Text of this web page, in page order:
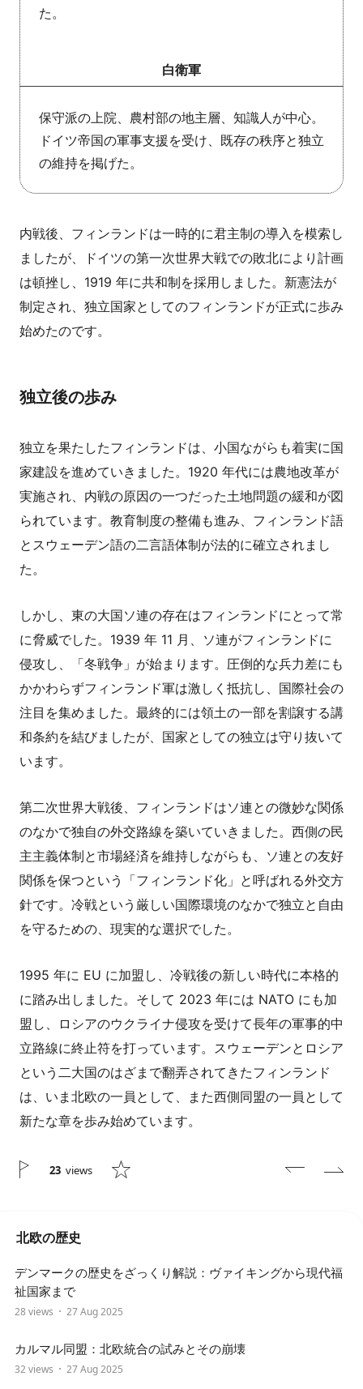
た。
白衛軍
保守派の上院、農村部の地主層、知識人が中心。
ドイツ帝国の軍事支援を受け、既存の秩序と独立
の維持を掲げた。
内戦後、フィンランドは一時的に君主制の導入を模索し
ましたが、ドイツの第一次世界大戦での敗北により計画
は頓挫し、1919 年に共和制を採用しました。新憲法が
制定され、独立国家としてのフィンランドが正式に歩み
始めたのです。
独立後の歩み
独立を果たしたフィンランドは、小国ながらも着実に国
家建設を進めていきました。1920 年代には農地改革が
実施され、内戦の原因の一つだった土地問題の緩和が図
られています。教育制度の整備も進み、フィンランド語
とスウェーデン語の二言語体制が法的に確立されまし
た。
しかし、東の大国ソ連の存在はフィンランドにとって常
に脅威でした。1939 年 11 月、ソ連がフィンランドに
侵攻し、「冬戦争」が始まります。圧倒的な兵力差にも
かかわらずフィンランド軍は激しく抵抗し、国際社会の
注目を集めました。最終的には領土の一部を割譲する講
和条約を結びましたが、国家としての独立は守り抜いて
います。
第二次世界大戦後、フィンランドはソ連との微妙な関係
のなかで独自の外交路線を築いていきました。西側の民
主主義体制と市場経済を維持しながらも、ソ連との友好
関係を保つという「フィンランド化」と呼ばれる外交方
針です。冷戦という厳しい国際環境のなかで独立と自由
を守るための、現実的な選択でした。
1995 年に EU に加盟し、冷戦後の新しい時代に本格的
に踏み出しました。そして 2023 年には NATO にも加
盟し、ロシアのウクライナ侵攻を受けて長年の軍事的中
立路線に終止符を打っています。スウェーデンとロシア
という二大国のはざまで翻弄されてきたフィンランド
は、いま北欧の一員として、また西側同盟の一員として
新たな章を歩み始めています。
23 views
北欧の歴史
デンマークの歴史をざっくり解説：ヴァイキングから現代福
祉国家まで
28 views 27 Aug 2025
カルマル同盟：北欧統合の試みとその崩壊
32 views 27 Aug 2025